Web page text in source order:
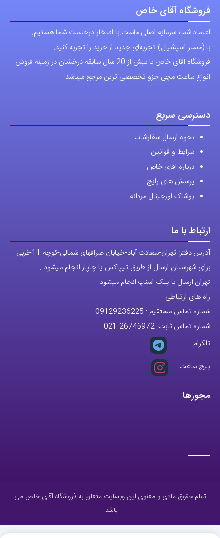
فروشگاه آقای خاص
اعتماد شما، سرمایه اصلی ماست.با افتخار درخدمت شما هستیم.
با (مستر اسپشیال) تجربه‌ای جدید از خرید را تجربه کنید.
فروشگاه اقای خاص با بیش از 20 سال سابقه درخشان در زمینه فروش
انواع ساعت مچی جزو تخصصی ترین مرجع میباشد .
دسترسی سریع
نحوه ارسال سفارشات
شرایط و قوانین
درباره اقای خاص
پرسش های رایج
پوشاک اورجینال مردانه
ارتباط با ما
آدرس دفتر: تهران-سعادت آباد-خیابان صرافهای شمالی-کوچه 11-غربی
برای شهرستان ارسال از طریق تیپاکس یا چاپار انجام میشود .
تهران ارسال با پیک اسنپ انجام میشود .
راه های ارتباطی
شماره تماس مستقیم : 09129236225
شماره تماس ثابت: 26746972
-021
تلگرام
پیج ساعت
مجوزها
تمام حقوق مادی و معنوی این وبسایت متعلق به فروشگاه آقای خاص می
باشد.